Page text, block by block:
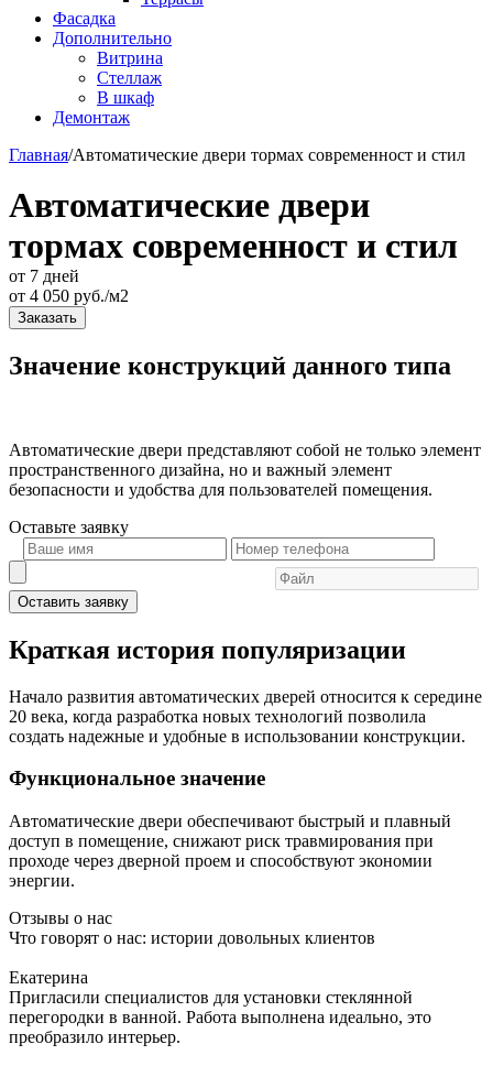
Фасадка
Дополнительно
Витрина
Стеллаж
В шкаф
Демонтаж
Главная/Автоматические двери тормах современност и стил
Автоматические двери
тормах современност и стил
от 7 дней
от 4 050 руб./м2
Заказать
Значение конструкций данного типа
Автоматические двери представляют собой не только элемент
пространственного дизайна, но и важный элемент
безопасности и удобства для пользователей помещения.
Оставьте заявку
Оставить заявку
Краткая история популяризации
Начало развития автоматических дверей относится к середине
20 века, когда разработка новых технологий позволила
создать надежные и удобные в использовании конструкции.
Функциональное значение
Автоматические двери обеспечивают быстрый и плавный
доступ в помещение, снижают риск травмирования при
проходе через дверной проем и способствуют экономии
энергии.
Отзывы о нас
Что говорят о нас: истории довольных клиентов
Екатерина
Пригласили специалистов для установки стеклянной
перегородки в ванной. Работа выполнена идеально, это
преобразило интерьер.